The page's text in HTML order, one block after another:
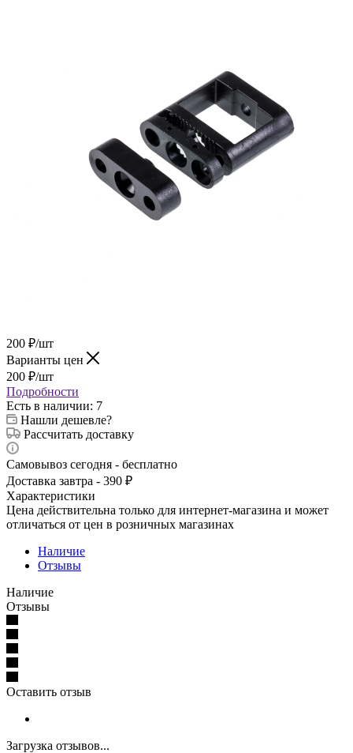
200 ₽/шт
Варианты цен
200 ₽/шт
Подробности
Есть в наличии: 7
Нашли дешевле?
Рассчитать доставку
Самовывоз сегодня - бесплатно
Доставка завтра - 390 ₽
Характеристики
Цена действительна только для интернет-магазина и может
отличаться от цен в розничных магазинах
Наличие
Отзывы
Наличие
Отзывы
Оставить отзыв
Загрузка отзывов...